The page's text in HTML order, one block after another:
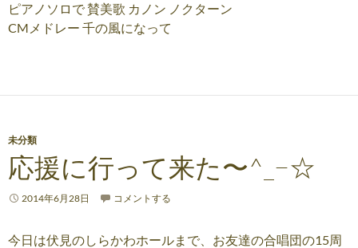
ピアノソロで 賛美歌 カノン ノクターン
CMメドレー 千の風になって
未分類
応援に行って来た〜^_−☆
2014年6月28日 コメントする
今日は伏見のしらかわホールまで、お友達の合唱団の15周